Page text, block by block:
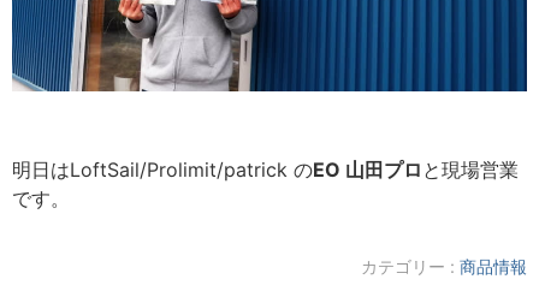
明日はLoftSail/Prolimit/patrick のEO 山田プロ と現場営業
です。
カテゴリー : 商品情報